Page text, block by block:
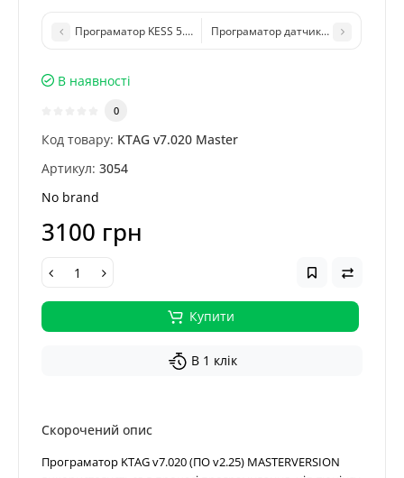
Програматор KESS 5.017 Master (ПЗ Ksuite 2.80, OBD) для чіп-
Програматор датчиків TPMS Autel
В наявності
0
Код товару: KTAG v7.020 Master
Артикул: 3054
No brand
3100 грн
Купити
В 1 клік
Скорочений опис
Програматор KTAG v7.020 (ПО v2.25) MASTERVERSION